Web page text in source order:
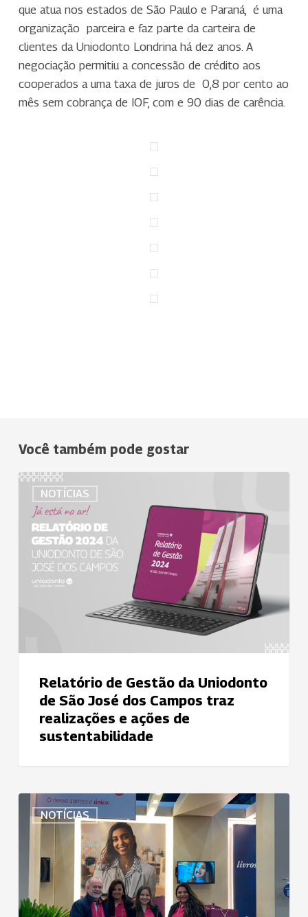
que atua nos estados de São Paulo e Paraná, é uma
organização parceira e faz parte da carteira de
clientes da Uniodonto Londrina há dez anos. A
negociação permitiu a concessão de crédito aos
cooperados a uma taxa de juros de 0,8 por cento ao
mês sem cobrança de IOF, com e 90 dias de carência.
Você também pode gostar
NOTÍCIAS
Relatório
Gestão
Uniodonto
São
realizações
Relatório de Gestão da Uniodonto
de São José dos Campos traz
realizações e ações de
sustentabilidade
NOTÍCIAS
Diretoria
de
Mercado
Uniodonto